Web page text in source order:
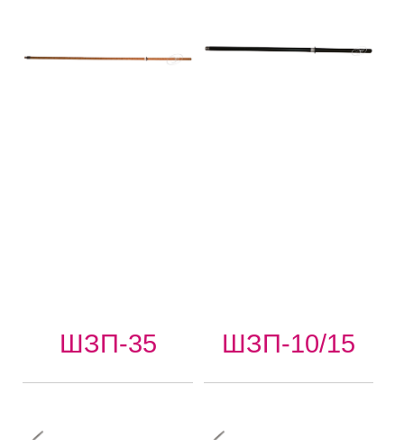
ШЗП-35 ШЗП-10/15